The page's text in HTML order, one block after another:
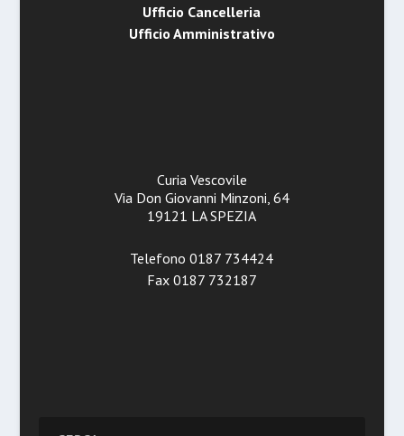
Ufficio Cancelleria
Ufficio Amministrativo
Curia Vescovile
Via Don Giovanni Minzoni, 64
19121 LA SPEZIA
Telefono 0187 734424
Fax 0187 732187